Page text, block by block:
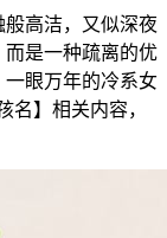
高洁，又似深夜
是一种疏离的优
眼万年的冷系女
名】相关内容，